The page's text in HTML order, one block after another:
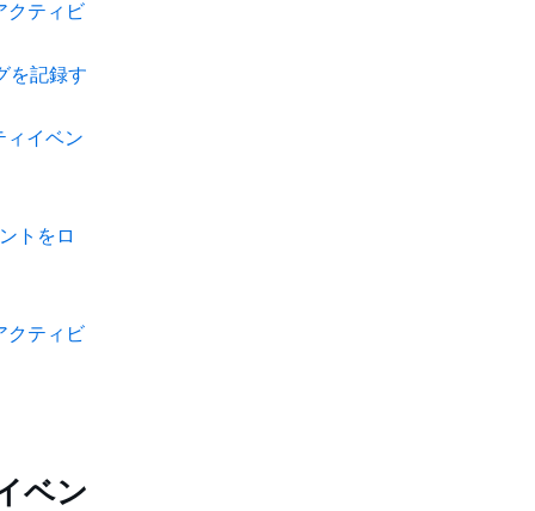
クティビ
を記録す
ィイベン
トをロ
クティビ
ベン